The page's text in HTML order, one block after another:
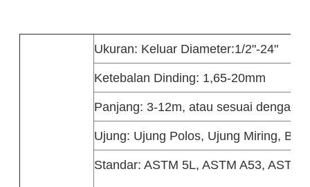
Ukuran: Keluar Diameter:1/2"-24"
Ketebalan Dinding: 1,65-20mm
Panjang: 3-12m, atau sesuai dengan
Ujung: Ujung Polos, Ujung Miring,
Standar: ASTM 5L, ASTM A53, ASTM